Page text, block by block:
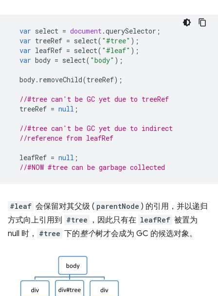
var select = document .querySelector ;
var treeRef = select( "#tree" );
var leafRef = select( "#leaf" );
var body = select( "body" );
body. removeChild(treeRef);
//#tree can't be GC yet due to treeRef
treeRef = null ;
//#tree can't be GC yet due to indirect
//reference from leafRef
leafRef = null ;
//#NOW #tree can be garbage collected
#leaf 会保留对其父级 ( parentNode ) 的引用，并以递归
方式向上引用到 #tree ，因此只有在 leafRef 被置为
null 时，
#tree 下的整个树才会成为 GC 的候选对象。